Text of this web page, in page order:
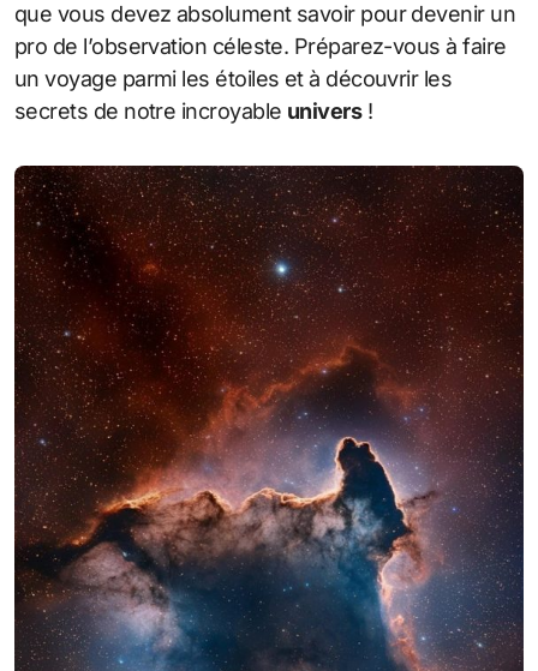
que vous devez absolument savoir pour devenir un
pro de l’observation céleste. Préparez-vous à faire
un voyage parmi les étoiles et à découvrir les
secrets de notre incroyable univers!